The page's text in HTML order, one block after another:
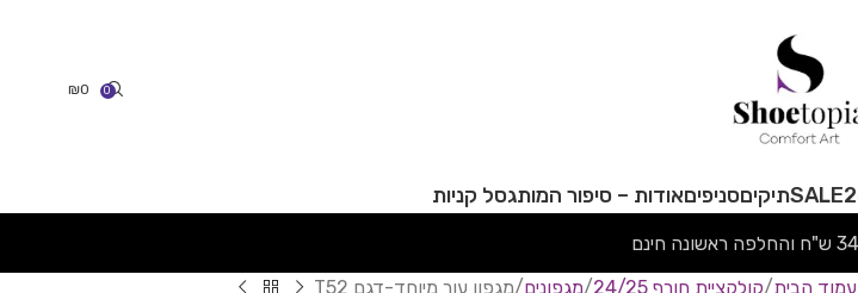
0
₪0
SALEתיקיםסניפיםאודות – סיפור המותגסל קניות
עמוד הבית קולקציית חורף 24/25 מגפונים מגפון עור מיוחד-דגם T52